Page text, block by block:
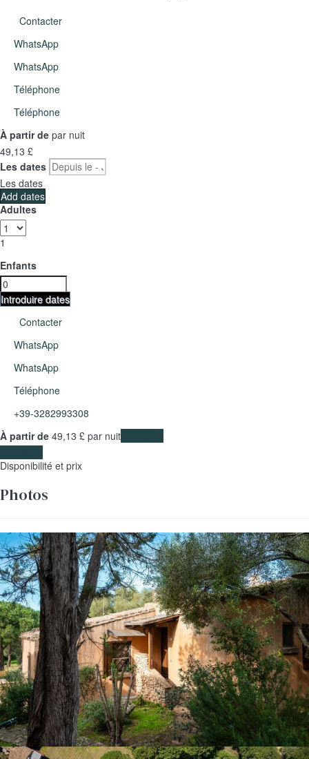
Contacter
WhatsApp
WhatsApp
Téléphone
Téléphone
À partir de par nuit
49,13 £
Les dates
Les dates
Add dates
Adultes
1
Enfants
Introduire dates
Contacter
WhatsApp
WhatsApp
Téléphone
+39-3282993308
À partir de 49,13 £ par nuit
Disponibilité et prix
Photos